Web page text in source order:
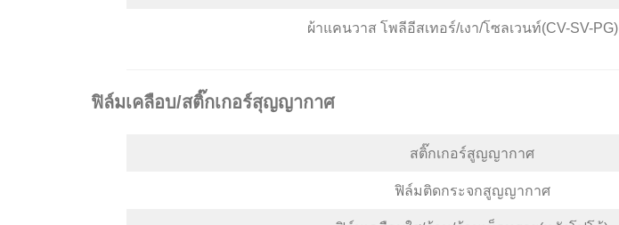
ผ้าแคนวาส โพลีอีสเทอร์/เงา/โซลเวนท์(CV-SV-PG)
ฟิล์มเคลือบ/สติ๊กเกอร์สุญญากาศ
สติ๊กเกอร์สูญญากาศ
ฟิล์มติดกระจกสูญญากาศ